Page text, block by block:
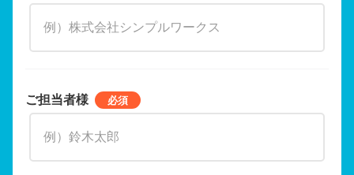
ご担当者様